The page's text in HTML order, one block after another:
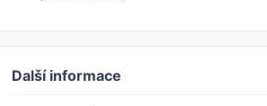
Další informace